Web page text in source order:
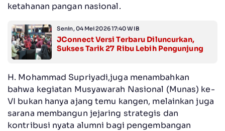
ketahanan pangan nasional.
Senin, 04 Mei 2026 17:40 WIB
JConnect Versi Terbaru Diluncurkan,
Sukses Tarik 27 Ribu Lebih Pengunjung
H. Mohammad Supriyadi,juga menambahkan
bahwa kegiatan Musyawarah Nasional (Munas) ke-
VI bukan hanya ajang temu kangen, melainkan juga
sarana membangun jejaring strategis dan
kontribusi nyata alumni bagi pengembangan